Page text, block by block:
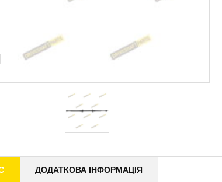
ДОДАТКОВА ІНФОРМАЦІЯ